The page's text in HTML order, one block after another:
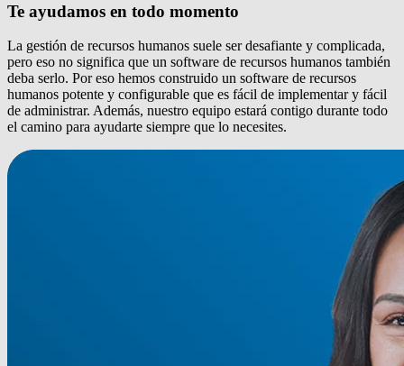
Te ayudamos en todo momento
La gestión de recursos humanos suele ser desafiante y complicada,
pero eso no significa que un software de recursos humanos también
deba serlo. Por eso hemos construido un software de recursos
humanos potente y configurable que es fácil de implementar y fácil
de administrar. Además, nuestro equipo estará contigo durante todo
el camino para ayudarte siempre que lo necesites.